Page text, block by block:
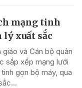
mạng tinh
lý xuất sắc
và Cán bộ quản
sắp xếp mạng lưới
gọn bộ máy, qua